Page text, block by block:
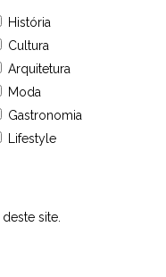
História
Cultura
Arquitetura
Moda
Gastronomia
Lifestyle
deste site.